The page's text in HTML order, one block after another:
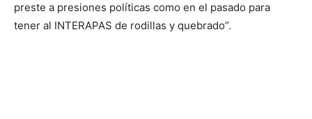
preste a presiones políticas como en el pasado para
tener al INTERAPAS de rodillas y quebrado”.